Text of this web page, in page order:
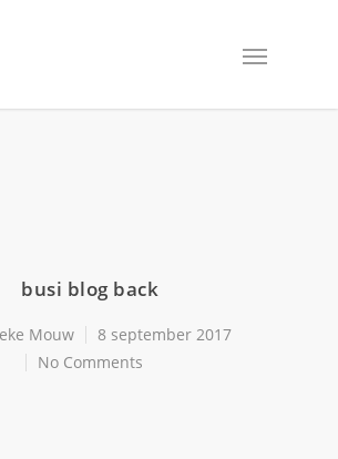
busi blog back
Mouw
8 september 2017
No Comments